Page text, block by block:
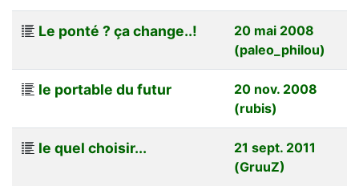
Le ponté ? ça change..!
20 mai 2008
(paleo_philou)
le portable du futur
20 nov. 2008
(rubis)
le quel choisir...
21 sept. 2011
(GruuZ)